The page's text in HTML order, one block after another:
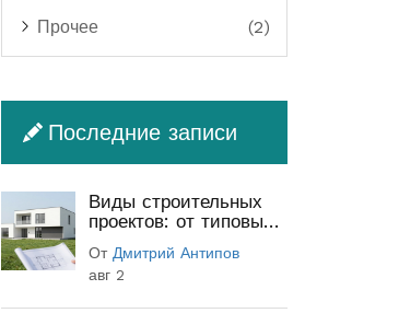
Прочее (2)
Последние записи
Виды строительных
проектов: от типовых
(полный гид)
От Дмитрий Антипов
авг 2